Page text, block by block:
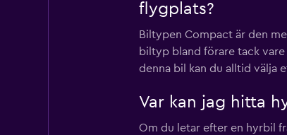
flygplats?
Biltypen Compact är den
biltyp bland förare tack
denna bil kan du alltid välja
Var kan jag hitta
Om du letar efter en hyrbil